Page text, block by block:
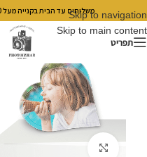
Skip to navigation
Skip to main content
משלוחים עד הבית בקנייה מעל 350 ש"ח | הדפיסו מתנה מהיום להיום!
תפריט
עמוד הבית / מתנות מתנות לבית